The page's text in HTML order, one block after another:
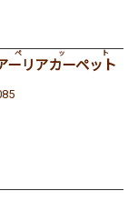
ーリアカーペット
ット